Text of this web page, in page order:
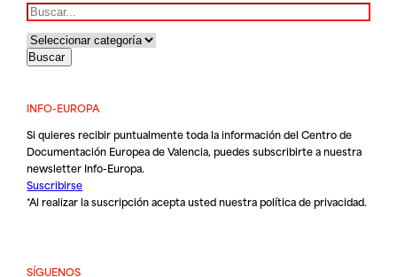
Buscar
INFO-EUROPA
Si quieres recibir puntualmente toda la información del Centro de
Documentación Europea de Valencia, puedes subscribirte a nuestra
newsletter Info-Europa.
Suscribirse
*Al realizar la suscripción acepta usted nuestrapolítica de privacidad.
SÍGUENOS